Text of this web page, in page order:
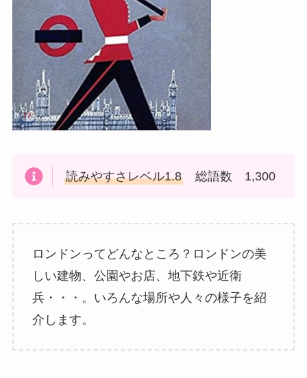
読みやすさレベル1.8 総語数 1,300
ロンドンってどんなところ？ロンドンの美
しい建物、公園やお店、地下鉄や近衛
兵・・・。いろんな場所や人々の様子を紹
介します。